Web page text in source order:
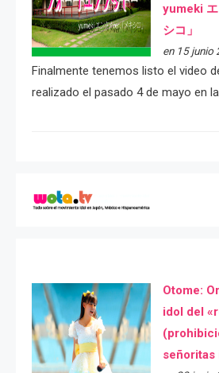
yumeki
シコ」
en 15 junio
Finalmente tenemos listo el video
realizado el pasado 4 de mayo en
Otome:
idol del
señoritas